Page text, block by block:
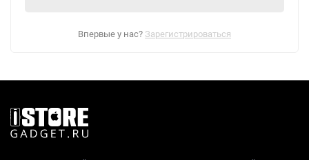
Впервые у нас? Зарегистрироваться